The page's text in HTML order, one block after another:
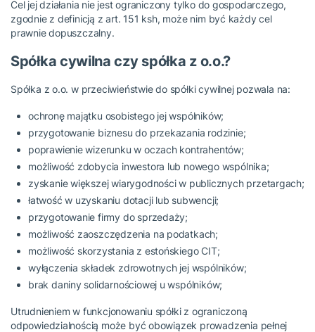
Cel jej działania nie jest ograniczony tylko do gospodarczego,
zgodnie z definicją z art. 151 ksh, może nim być każdy cel
prawnie dopuszczalny.
Spółka cywilna czy spółka z o.o.?
Spółka z o.o. w przeciwieństwie do spółki cywilnej pozwala na:
ochronę majątku osobistego jej wspólników;
przygotowanie biznesu do przekazania rodzinie;
poprawienie wizerunku w oczach kontrahentów;
możliwość zdobycia inwestora lub nowego wspólnika;
zyskanie większej wiarygodności w publicznych przetargach;
łatwość w uzyskaniu dotacji lub subwencji;
przygotowanie firmy do sprzedaży;
możliwość zaoszczędzenia na podatkach;
możliwość skorzystania z estońskiego CIT;
wyłączenia składek zdrowotnych jej wspólników;
brak daniny solidarnościowej u wspólników;
Utrudnieniem w funkcjonowaniu spółki z ograniczoną
odpowiedzialnością może być obowiązek prowadzenia pełnej